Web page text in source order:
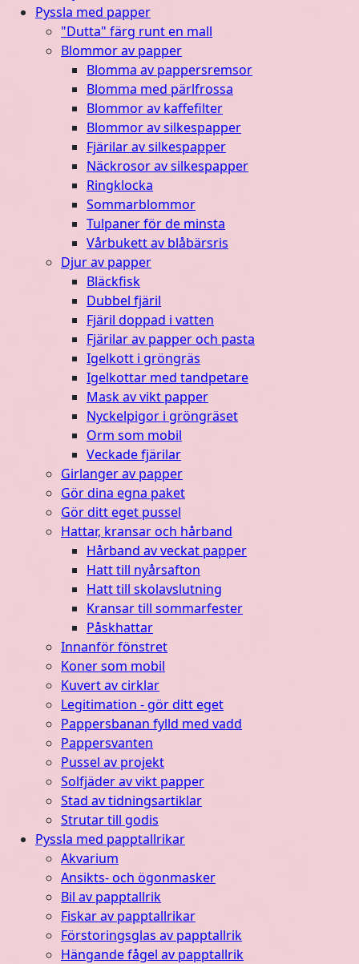
Pyssla med papper
"Dutta" färg runt en mall
Blommor av papper
Blomma av pappersremsor
Blomma med pärlfrossa
Blommor av kaffefilter
Blommor av silkespapper
Fjärilar av silkespapper
Näckrosor av silkespapper
Ringklocka
Sommarblommor
Tulpaner för de minsta
Vårbukett av blåbärsris
Djur av papper
Bläckfisk
Dubbel fjäril
Fjäril doppad i vatten
Fjärilar av papper och pasta
Igelkott i gröngräs
Igelkottar med tandpetare
Mask av vikt papper
Nyckelpigor i gröngräset
Orm som mobil
Veckade fjärilar
Girlanger av papper
Gör dina egna paket
Gör ditt eget pussel
Hattar, kransar och hårband
Hårband av veckat papper
Hatt till nyårsafton
Hatt till skolavslutning
Kransar till sommarfester
Påskhattar
Innanför fönstret
Koner som mobil
Kuvert av cirklar
Legitimation - gör ditt eget
Pappersbanan fylld med vadd
Pappersvanten
Pussel av projekt
Solfjäder av vikt papper
Stad av tidningsartiklar
Strutar till godis
Pyssla med papptallrikar
Akvarium
Ansikts- och ögonmasker
Bil av papptallrik
Fiskar av papptallrikar
Förstoringsglas av papptallrik
Hängande fågel av papptallrik